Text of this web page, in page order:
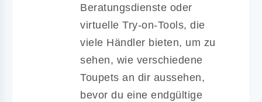
Beratungsdienste oder
virtuelle Try-on-Tools, die
viele Händler bieten, um zu
sehen, wie verschiedene
Toupets an dir aussehen,
bevor du eine endgültige